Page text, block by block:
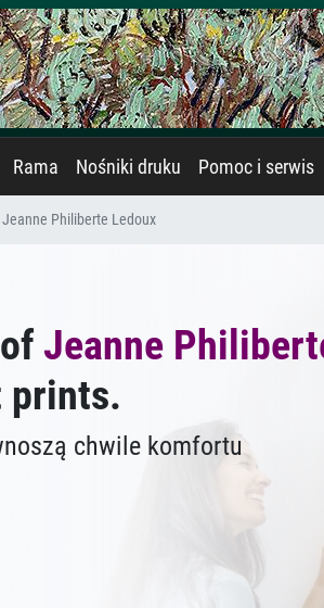
Rama Nośniki druku Pomoc i serwis
Jeanne Philiberte Ledoux
Jeanne
prints.
chwile komfortu